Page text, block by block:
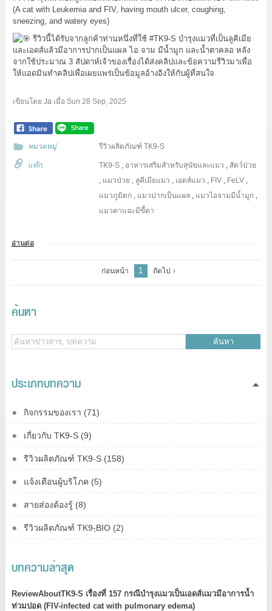
(A cat with Leukemia and FIV, having mouth ulcer, coughing,
sneezing, and watery eyes)
รีวิวนี้ได้รับจากลูกค้าท่านหนึ่งที่ใช้ #TK9-S บำรุงแมวที่เป็นลูคิเมีย
และเอดส์แล้วมีอาการปากเป็นแผล ไอ จาม มีน้ำมูก และน้ำตาคลอ หลัง
จากใช้ประมาณ 3 สัปดาห์เจ้าของเรื่องได้ส่งคลิปและข้อความรีวิวมาเพื่อ
ให้แอดมินทำคลิปเพื่อเผยแพร่เป็นข้อมูลอ้างอิงให้กับผู้ที่สนใจ
เขียนโดย Jaเมื่อ Sun 28 Sep, 2025
หมวดหมู่ รีวิวผลิตภัณฑ์ TK9-S
แท๊ก: TK9-S , อาหารเสริมสำหรับสุนัขและแมว , สัตว์ป่วย
, แมวป่วย , ลูคีเมียแมว , เอดส์แมว , FIV , FeLV ,
แมวภูมิตก , แมวปากเป็นแผล , แมวไอจามมีน้ำมูก ,
แมวตาแฉะมีขี้ตา
อ่านต่อ
ก่อนหน้า 1 ถัดไป
ค้นหา
ค้นหา
ประเภทบทความ
กิจกรรมของเรา (71)
เกี่ยวกับ TK9-S (9)
รีวิวผลิตภัณฑ์ TK9-S (158)
แจ้งเตือนผู้บริโภค (5)
สายส่องต้องรู้ (8)
รีวิวผลิตภัณฑ์ TK9-ฺBIO (2)
บทความล่าสุด
ReviewAboutTK9-S เรื่องที่ 157 กรณีบำรุงแมวเป็นเอดส์แมวมีอาการน้ำ
ท่วมปอด (FIV-infected cat with pulmonary edema)